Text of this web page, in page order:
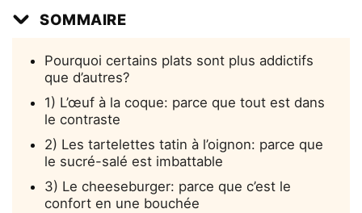
SOMMAIRE
Pourquoi certains plats sont plus addictifs
que d’autres?
1) L’œuf à la coque: parce que tout est dans
le contraste
2) Les tartelettes tatin à l’oignon: parce que
le sucré-salé est imbattable
3) Le cheeseburger: parce que c’est le
confort en une bouchée